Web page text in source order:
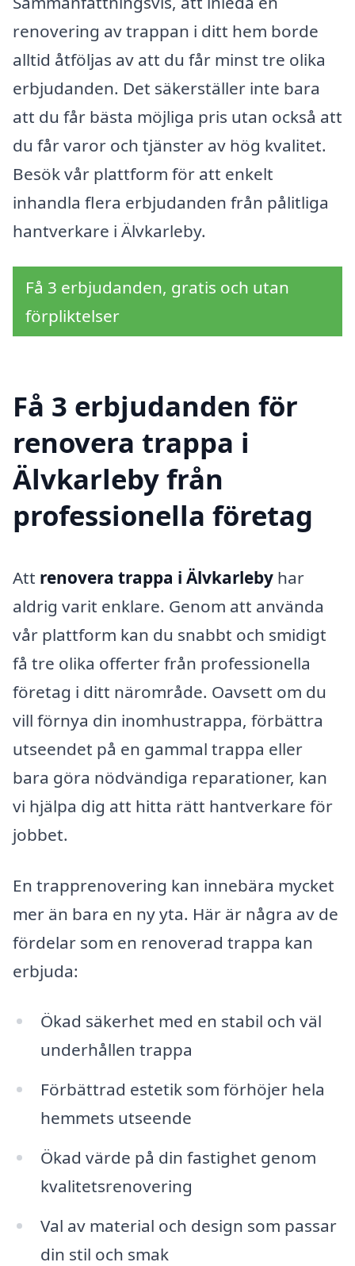
renovering av trappan i ditt hem borde
alltid åtföljas av att du får minst tre olika
erbjudanden. Det säkerställer inte bara
att du får bästa möjliga pris utan också att
du får varor och tjänster av hög kvalitet.
Besök vår plattform för att enkelt
inhandla flera erbjudanden från pålitliga
hantverkare i Älvkarleby.
Få 3 erbjudanden, gratis och utan
förpliktelser
Få 3 erbjudanden för
renovera trappa i
Älvkarleby från
professionella företag
Att renovera trappa i Älvkarleby har
aldrig varit enklare. Genom att använda
vår plattform kan du snabbt och smidigt
få tre olika offerter från professionella
företag i ditt närområde. Oavsett om du
vill förnya din inomhustrappa, förbättra
utseendet på en gammal trappa eller
bara göra nödvändiga reparationer, kan
vi hjälpa dig att hitta rätt hantverkare för
jobbet.
En trapprenovering kan innebära mycket
mer än bara en ny yta. Här är några av de
fördelar som en renoverad trappa kan
erbjuda:
Ökad säkerhet med en stabil och väl
underhållen trappa
Förbättrad estetik som förhöjer hela
hemmets utseende
Ökad värde på din fastighet genom
kvalitetsrenovering
Val av material och design som passar
din stil och smak